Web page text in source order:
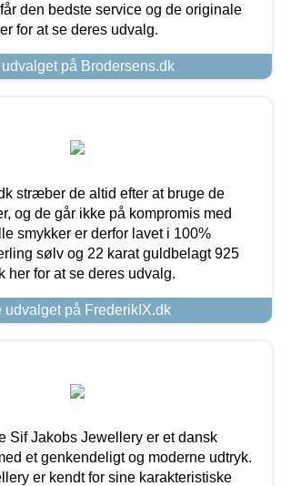
den bedste service og de originale
for at se deres udvalg.
på Brodersens.dk
stræber de altid efter at bruge de
og de går ikke på kompromis med
smykker er derfor lavet i 100%
sølv og 22 karat guldbelagt 925
her for at se deres udvalg.
udvalget på FrederikIX.dk
Sif Jakobs Jewellery er et dansk
et genkendeligt og moderne udtryk.
er kendt for sine karakteristiske